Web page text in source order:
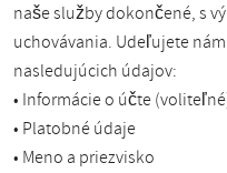
naše služby dokončené, s
uchovávania. Udeľujete
nasledujúcich údajov:
• Informácie o účte
• Platobné údaje
• Meno a priezvisko